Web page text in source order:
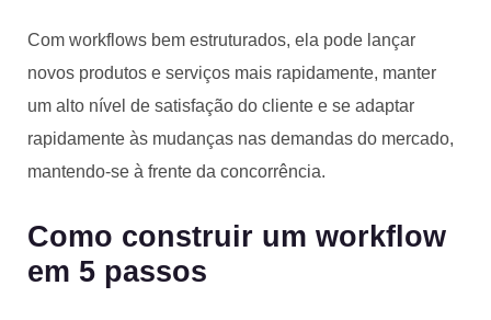
Com workflows bem estruturados, ela pode lançar
novos produtos e serviços mais rapidamente, manter
um alto nível de satisfação do cliente e se adaptar
rapidamente às mudanças nas demandas do mercado,
mantendo-se à frente da concorrência.
Como construir um workflow
em 5 passos